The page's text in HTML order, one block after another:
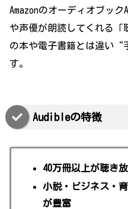
Amazonのオーディオブッ
や声優が朗読してくれる「
の本や電子書籍とは違い“
す。
Audibleの特徴
40万冊以上が聴き
小説・ビジネス・
が豊富